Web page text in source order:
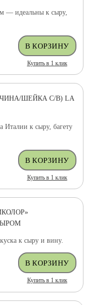
— идеальны к сыру,
Купить в 1 клик
ШЕЙКА С/В) LA
к сыру, багету
Купить в 1 клик
к сыру и вину.
Купить в 1 клик